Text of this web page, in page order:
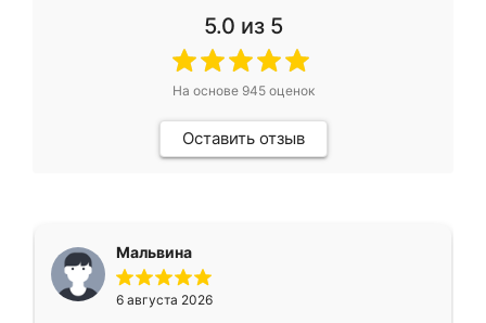
5.0 из 5
На основе 945оценок
Оставить отзыв
Мальвина
6 августа 2026